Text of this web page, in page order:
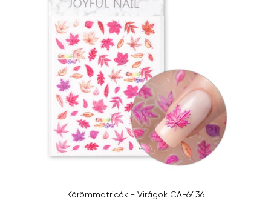
Körömmatricák - Virágok CA-6436